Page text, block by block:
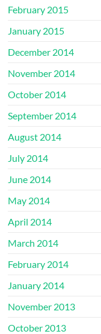
February 2015
January 2015
December 2014
November 2014
October 2014
September 2014
August 2014
July 2014
June 2014
May 2014
April 2014
March 2014
February 2014
January 2014
November 2013
October 2013